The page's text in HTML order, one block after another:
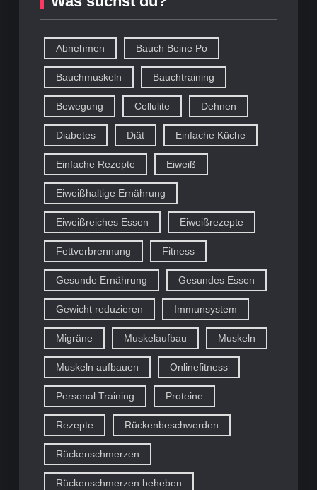
Abnehmen Bauch Beine Po
Bauchmuskeln Bauchtraining
Bewegung Cellulite Dehnen
Diabetes Diät Einfache Küche
Einfache Rezepte Eiweiß
Eiweißhaltige Ernährung
Eiweißreiches Essen Eiweißrezepte
Fettverbrennung Fitness
Gesunde Ernährung Gesundes Essen
Gewicht reduzieren Immunsystem
Migräne Muskelaufbau Muskeln
Muskeln aufbauen Onlinefitness
Personal Training Proteine
Rezepte Rückenbeschwerden
Rückenschmerzen
Rückenschmerzen beheben